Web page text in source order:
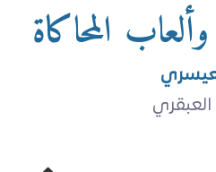
المحاكاة